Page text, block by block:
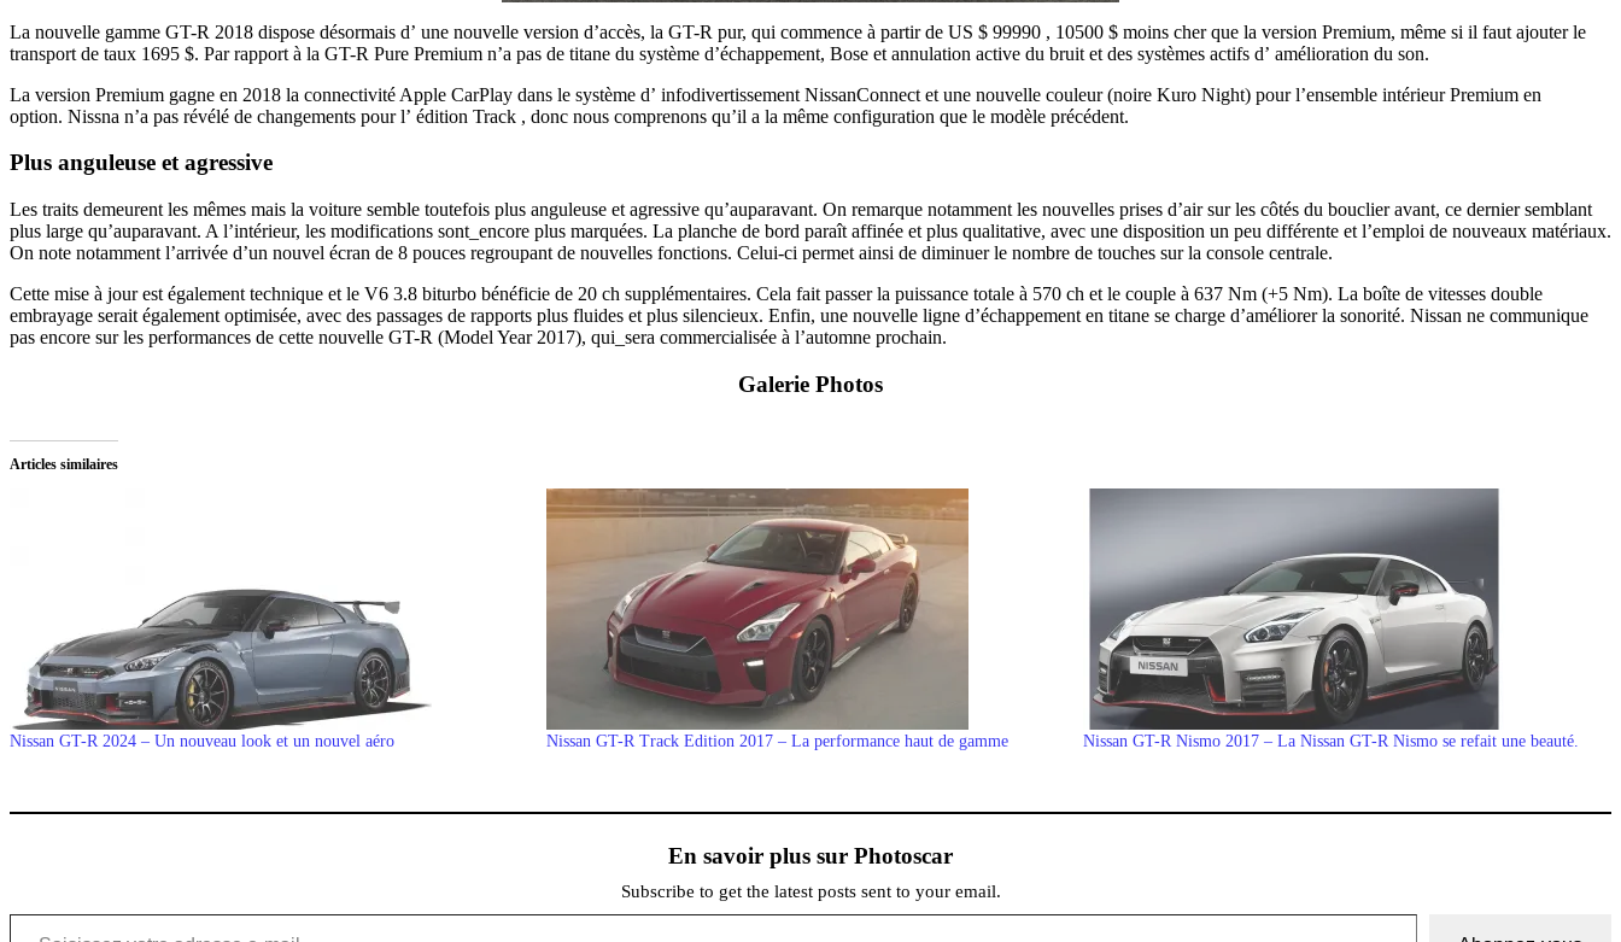
La nouvelle gamme GT-R 2018 dispose désormais d’ une nouvelle version d’accès, la GT-R pur, qui commence à partir de US $ 99990 , 10500 $ moins cher que la version Premium, même si il faut ajouter le
transport de taux 1695 $. Par rapport à la GT-R Pure Premium n’a pas de titane du système d’échappement, Bose et annulation active du bruit et des systèmes actifs d’ amélioration du son.
La version Premium gagne en 2018 la connectivité Apple CarPlay dans le système d’ infodivertissement NissanConnect et une nouvelle couleur (noire Kuro Night) pour l’ensemble intérieur Premium en
option. Nissna n’a pas révélé de changements pour l’ édition Track , donc nous comprenons qu’il a la même configuration que le modèle précédent.
Plus anguleuse et agressive
Les traits demeurent les mêmes mais la voiture semble toutefois plus anguleuse et agressive qu’auparavant. On remarque notamment les nouvelles prises d’air sur les côtés du bouclier avant, ce dernier semblant
plus large qu’auparavant. A l’intérieur, les modifications sont_encore plus marquées. La planche de bord paraît affinée et plus qualitative, avec une disposition un peu différente et l’emploi de nouveaux matériaux.
On note notamment l’arrivée d’un nouvel écran de 8 pouces regroupant de nouvelles fonctions. Celui-ci permet ainsi de diminuer le nombre de touches sur la console centrale.
Cette mise à jour est également technique et le V6 3.8 biturbo bénéficie de 20 ch supplémentaires. Cela fait passer la puissance totale à 570 ch et le couple à 637 Nm (+5 Nm). La boîte de vitesses double
embrayage serait également optimisée, avec des passages de rapports plus fluides et plus silencieux. Enfin, une nouvelle ligne d’échappement en titane se charge d’améliorer la sonorité. Nissan ne communique
pas encore sur les performances de cette nouvelle GT-R (Model Year 2017), qui_sera commercialisée à l’automne prochain.
Galerie Photos
Articles similaires
Nissan GT-R 2024 – Un nouveau look et un nouvel aéro Nissan GT-R Track Edition 2017 – La performance haut de gamme Nissan GT-R Nismo 2017 – La Nissan GT-R Nismo se refait une beauté.
En savoir plus sur Photoscar
Subscribe to get the latest posts sent to your email.
Saisissez votre adresse e-mail…